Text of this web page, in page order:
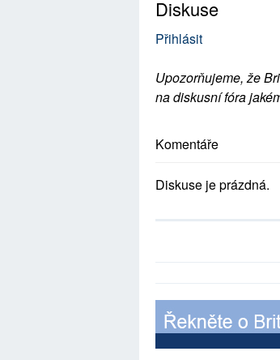
Diskuse
Přihlásit
Upozorňujeme, že
na diskusní fóra
Komentáře
Diskuse je prázdná.